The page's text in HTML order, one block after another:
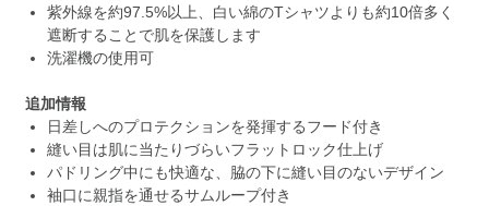
紫外線を約97.5%以上、白い綿のTシャツよりも約10倍多く
遮断することで肌を保護します
洗濯機の使用可
追加情報
日差しへのプロテクションを発揮するフード付き
縫い目は肌に当たりづらいフラットロック仕上げ
パドリング中にも快適な、脇の下に縫い目のないデザイン
袖口に親指を通せるサムループ付き